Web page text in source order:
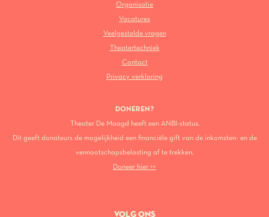
Organisatie
Vacatures
Veelgestelde vragen
Theatertechniek
Contact
Privacy verklaring
DONEREN?
Theater De Maagd heeft een ANBI-status.
Dit geeft donateurs de mogelijkheid een financiële gift van de inkomsten- en de
vennootschapsbelasting af te trekken.
Doneer hier >>
VOLG ONS